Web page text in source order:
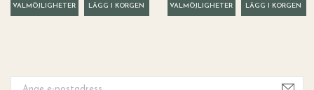
VALMÖJLIGHETER
VALMÖJLIGHETER